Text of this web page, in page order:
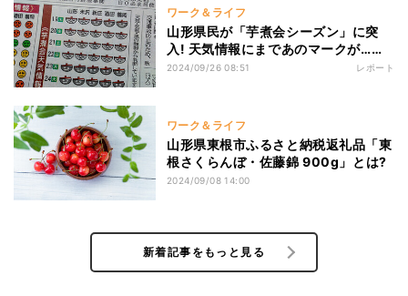
ワーク＆ライフ
山形県民が「芋煮会シーズン」に突
入! 天気情報にまであのマークが……
2024/09/26 08:51 レポート
ワーク＆ライフ
山形県東根市ふるさと納税返礼品「東
根さくらんぼ・佐藤錦 900g」とは?
2024/09/08 14:00
新着記事をもっと見る